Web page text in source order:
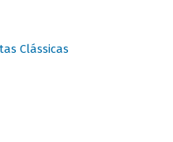
Clássicas